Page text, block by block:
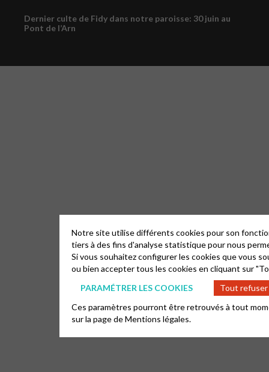
Dernier culte de Fidy dans notre paroisse: 30 juin au
Pont de l’Arn
Notre site utilise différents cookies pour son
tiers à des fins d'analyse statistique pour nous
Si vous souhaitez configurer les cookies que vous
ou bien accepter tous les cookies en cliquant sur
PARAMÉTRER LES COOKIES
Tout refuser
Ces paramètres pourront être retrouvés à tout
sur la page deMentions légales.